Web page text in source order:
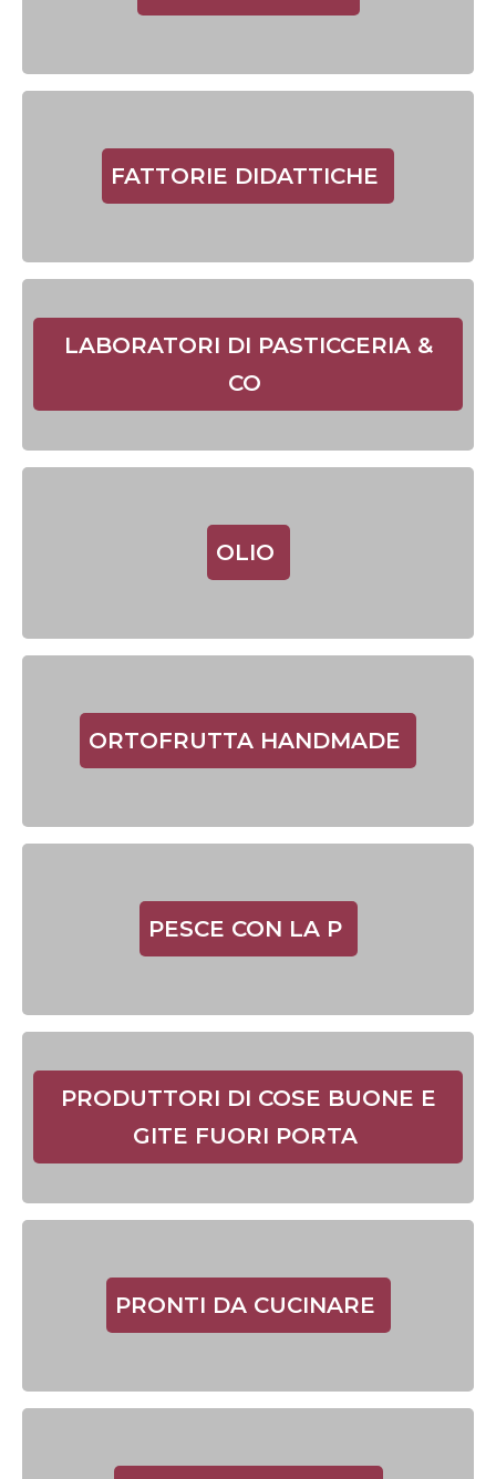
FATTORIE DIDATTICHE
LABORATORI DI PASTICCERIA &
CO
OLIO
ORTOFRUTTA HANDMADE
PESCE CON LA P
PRODUTTORI DI COSE BUONE E
GITE FUORI PORTA
PRONTI DA CUCINARE